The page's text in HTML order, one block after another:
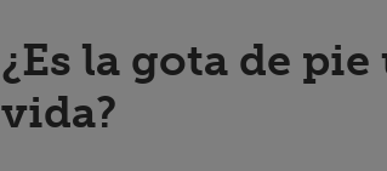
¿Es la gota de
vida?